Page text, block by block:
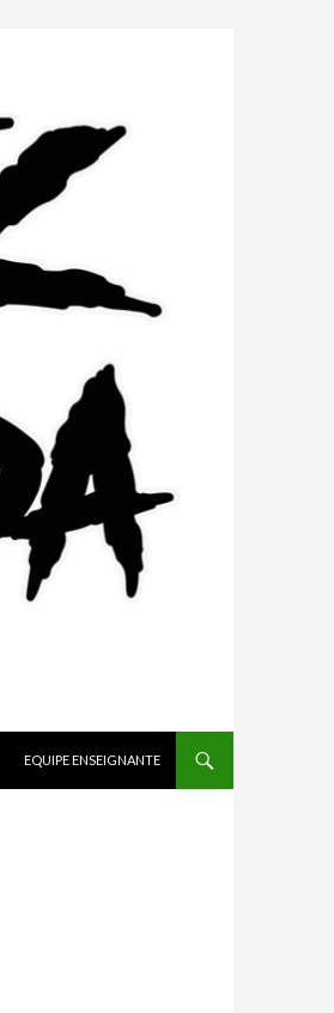
EQUIPE ENSEIGNANTE